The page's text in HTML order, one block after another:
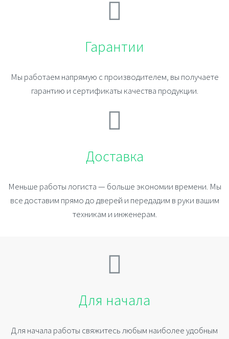
Гарантии
Мы работаем напрямую с производителем, вы получаете
гарантию и сертификаты качества продукции.
Доставка
Меньше работы логиста — больше экономии времени. Мы
все доставим прямо до дверей и передадим в руки вашим
техникам и инженерам.
Для начала
Для начала работы свяжитесь любым наиболее удобным